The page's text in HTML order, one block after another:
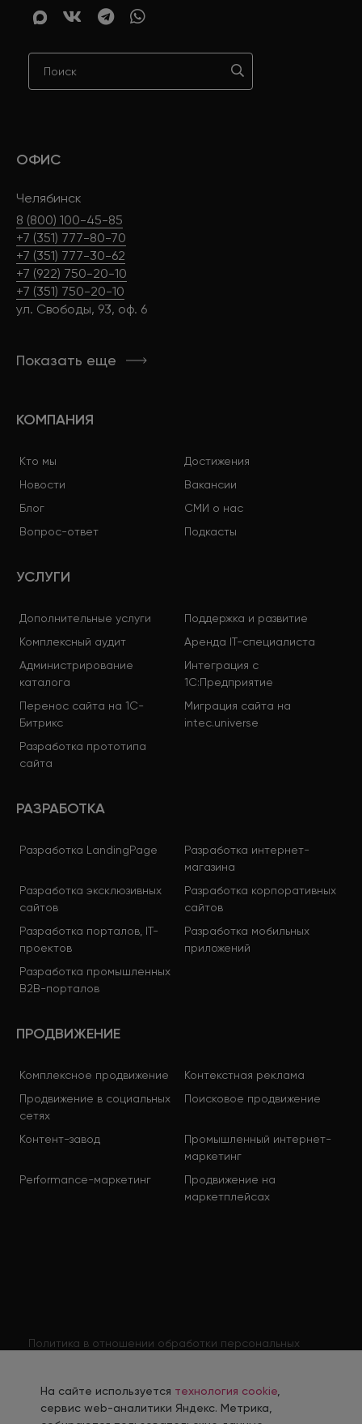
ОФИС
Челябинск
8 (800) 100-45-85
+7 (351) 777-80-70
+7 (351) 777-30-62
+7 (922) 750-20-10
+7 (351) 750-20-10
ул. Свободы, 93, оф. 6
Показать еще
КОМПАНИЯ
Кто мы
Достижения
Новости
Вакансии
Блог
СМИ о нас
Вопрос-ответ
Подкасты
УСЛУГИ
Дополнительные услуги
Поддержка и развитие
Комплексный аудит
Аренда IT-специалиста
Администрирование
каталога
Интеграция с
1С:Предприятие
Перенос сайта на 1С-
Битрикс
Миграция сайта на
intec.universe
Разработка прототипа
сайта
РАЗРАБОТКА
Разработка LandingPage
Разработка интернет-
магазина
Разработка эксклюзивных
сайтов
Разработка корпоративных
сайтов
Разработка порталов, IT-
проектов
Разработка мобильных
приложений
Разработка промышленных
B2B-порталов
ПРОДВИЖЕНИЕ
Комплексное продвижение
Контекстная реклама
Продвижение в социальных
сетях
Поисковое продвижение
Контент-завод
Промышленный интернет-
маркетинг
Performance-маркетинг
Продвижение на
маркетплейсах
Политика в отношении обработки персональных
Согласие на обработку персональных данных
соискателя
На сайте используется технология cookie
сервис web-аналитики Яндекс. Метрика,